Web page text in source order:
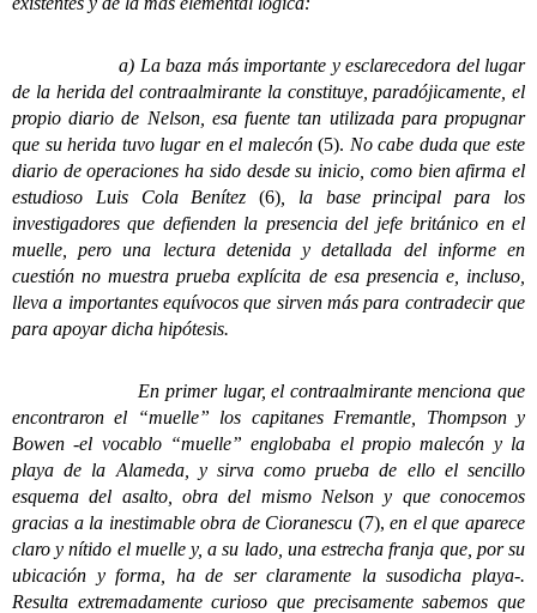
a) La baza más importante y esclarecedora del lugar
de la herida del contraalmirante la constituye, paradójicamente, el
propio diario de Nelson, esa fuente tan utilizada para propugnar
que su herida tuvo lugar en el malecón(5). No cabe duda que este
diario de operaciones ha sido desde su inicio, como bien afirma el
estudioso Luis Cola Benítez(6) , la base principal para los
investigadores que defienden la presencia del jefe británico en el
muelle, pero una lectura detenida y detallada del informe en
cuestión no muestra prueba explícita de esa presencia e, incluso,
lleva a importantes equívocos que sirven más para contradecir que
para apoyar dicha hipótesis.
En primer lugar, el contraalmirante menciona que
encontraron el “muelle” los capitanes Fremantle, Thompson y
Bowen -el vocablo “muelle” englobaba el propio malecón y la
playa de la Alameda, y sirva como prueba de ello el sencillo
esquema del asalto, obra del mismo Nelson y que conocemos
gracias a la inestimable obra de Cioranescu (7),en el que aparece
claro y nítido el muelle y, a su lado, una estrecha franja que, por su
ubicación y forma, ha de ser claramente la susodicha playa-.
Resulta extremadamente curioso que precisamente sabemos que